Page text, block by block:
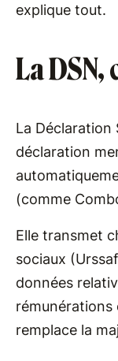
explique tout.
La DSN,
La Déclaration
déclaration
(comme
Elle transmet
sociaux
données
rémunérations
remplace la